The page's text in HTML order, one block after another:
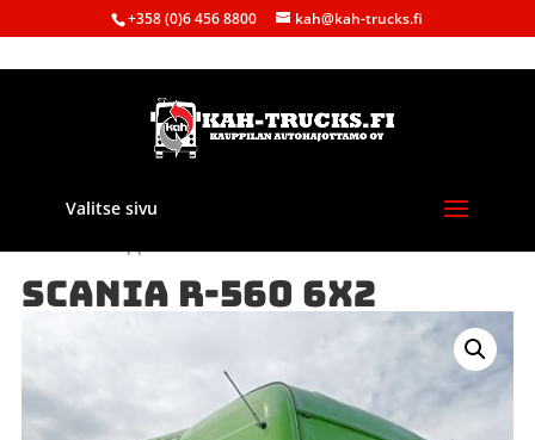
+358 (0)6 456 8800 kah@kah-trucks.fi
Valitse sivu
SCANIA R-560 6X2